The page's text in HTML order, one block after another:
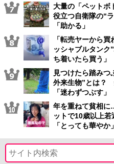
大量の「ペット
役立つ自衛隊の“
「助かる」
「転売ヤーから
ッシャブルタン
ち着いたら買う」
見つけたら踏み
外来生物”とは？
「迷わずつぶす」
年を重ねて貧相
ットで10歳以上若
「とっても華やか」